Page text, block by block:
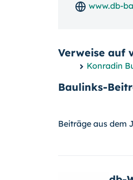
www.db-
Verweise auf
Konradin
Baulinks-
Beiträge aus dem